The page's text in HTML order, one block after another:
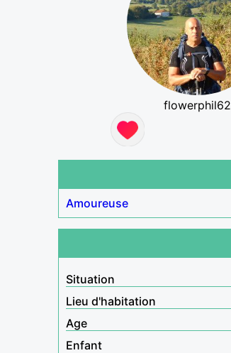
flowerphil62
Amoureuse
Situation
Lieu d'habitation
Age
Enfant